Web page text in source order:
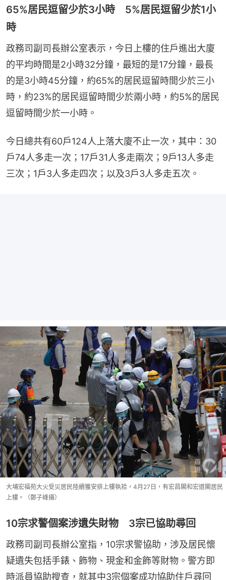
65%居民逗留少於3小時 5%居民逗留少於1小
時
政務司副司長辦公室表示，今日上樓的住戶進出大廈
的平均時間是2小時32分鐘，最短的是17分鐘，最長
的是3小時45分鐘，約65%的居民逗留時間少於三小
時，約23%的居民逗留時間少於兩小時，約5%的居民
逗留時間少於一小時。
今日總共有60戶124人上落大廈不止一次，其中：30
戶74人多走一次；17戶31人多走兩次；9戶13人多走
三次；1戶3人多走四次；以及3戶3人多走五次。
大埔宏福苑大火受災居民陸續獲安排上樓執拾，4月27日，有宏昌閣和宏道閣居民
上樓。（鄭子峰攝）
10宗求警個案涉遺失財物 3宗已協助尋回
政務司副司長辦公室指，10宗求警協助，涉及居民懷
疑遺失包括手錶、飾物、現金和金飾等財物。警方即
時派員協助搜查，就其中3宗個案成功協助住戶尋回